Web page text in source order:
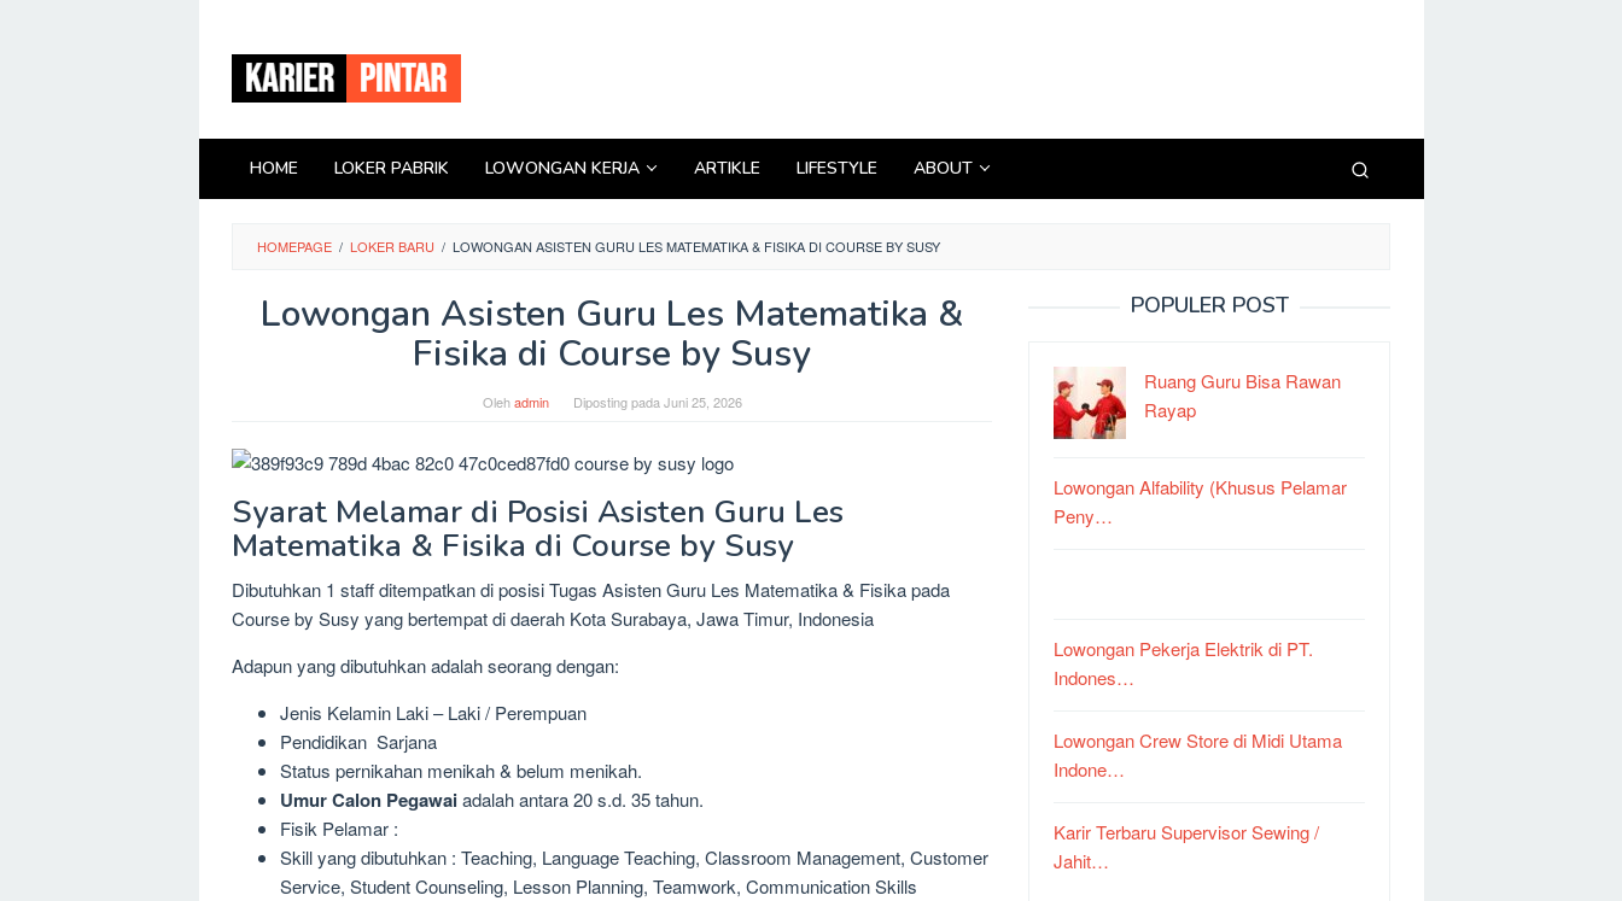
konten
HOME LOKER PABRIK LOWONGAN KERJA ARTIKLE LIFESTYLE ABOUT
HOMEPAGE / LOKER BARU / LOWONGAN ASISTEN GURU LES MATEMATIKA & FISIKA DI COURSE BY SUSY
Lowongan Asisten Guru Les Matematika &
Fisika di Course by Susy
Olehadmin Diposting pada Juni 25, 2026
Syarat Melamar di Posisi Asisten Guru Les
Matematika & Fisika di Course by Susy
Dibutuhkan 1 staff ditempatkan di posisi Tugas Asisten Guru Les Matematika & Fisika pada
Course by Susy yang bertempat di daerah Kota Surabaya, Jawa Timur, Indonesia
Adapun yang dibutuhkan adalah seorang dengan:
Jenis Kelamin Laki – Laki / Perempuan
Pendidikan Sarjana
Status pernikahan menikah & belum menikah.
Umur Calon Pegawaiadalah antara 20 s.d. 35 tahun.
Fisik Pelamar :
Skill yang dibutuhkan : Teaching, Language Teaching, Classroom Management, Customer
Service, Student Counseling, Lesson Planning, Teamwork, Communication Skills
POPULER POST
Ruang Guru Bisa Rawan
Rayap
Lowongan Alfability (Khusus Pelamar
Peny…
Lowongan Pekerja Elektrik di PT.
Indones…
Lowongan Crew Store di Midi Utama
Indone…
Karir Terbaru Supervisor Sewing /
Jahit…